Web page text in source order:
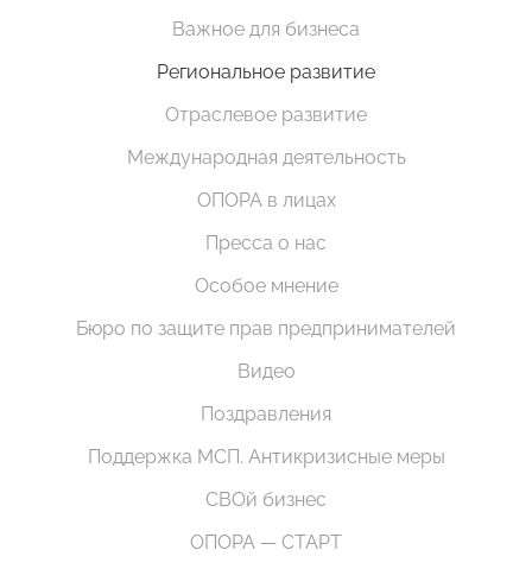
Важное для бизнеса
Региональное развитие
Отраслевое развитие
Международная деятельность
ОПОРА в лицах
Пресса о нас
Особое мнение
Бюро по защите прав предпринимателей
Видео
Поздравления
Поддержка МСП. Антикризисные меры
СВОй бизнес
ОПОРА — СТАРТ